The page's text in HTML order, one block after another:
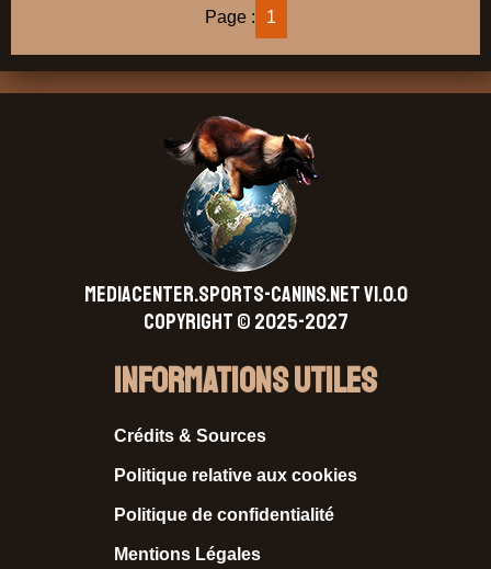
Page : 1
MEDIACENTER.SPORTS-CANINS.NET V1.0.0
Copyright © 2025-2027
Informations Utiles
Crédits & Sources
Politique relative aux cookies
Politique de confidentialité
Mentions Légales